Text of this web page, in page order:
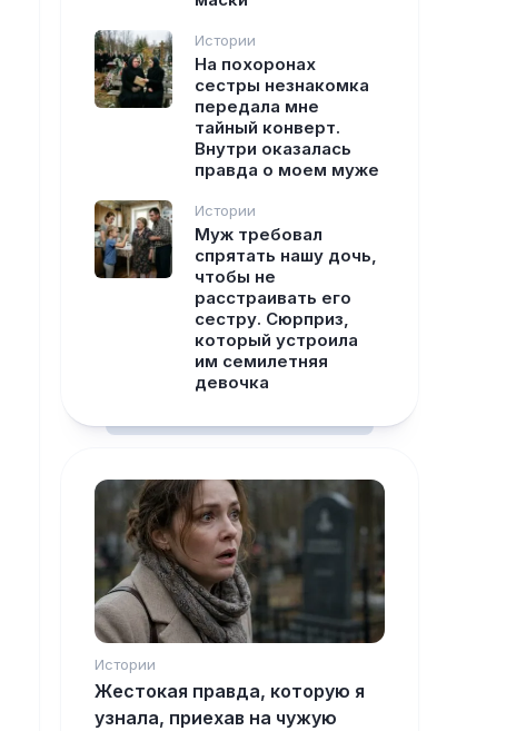
Истории
На похоронах
сестры незнакомка
передала мне
тайный конверт.
Внутри оказалась
правда о моем муже
Истории
Муж требовал
спрятать нашу дочь,
чтобы не
расстраивать его
сестру. Сюрприз,
который устроила
им семилетняя
девочка
Истории
Жестокая правда, которую я
узнала, приехав на чужую